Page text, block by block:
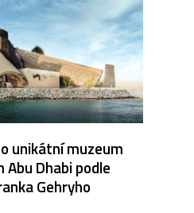
unikátní muzeum
Abu Dhabi podle
Gehryho